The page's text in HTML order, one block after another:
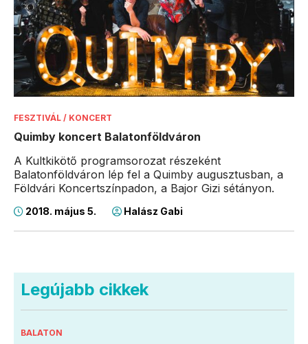
FESZTIVÁL / KONCERT
Quimby koncert Balatonföldváron
A Kultkikötő programsorozat részeként
Balatonföldváron lép fel a Quimby augusztusban, a
Földvári Koncertszínpadon, a Bajor Gizi sétányon.
2018. május 5. Halász Gabi
Legújabb cikkek
BALATON